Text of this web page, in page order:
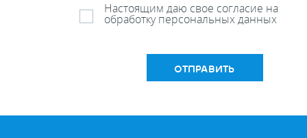
Настоящим даю свое согласие на
обработку персональных данных
ОТПРАВИТЬ